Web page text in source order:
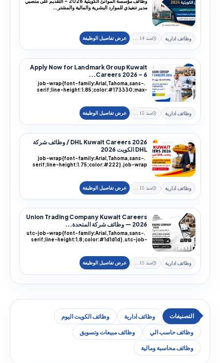
وظائف مؤسسة الموانئ الكويتية 2026 – التقديم على منصبي
مدير تنفيذي للموارد البشرية والمالية والمشتر...
وظائف ادارية
Apply Now for Landmark Group Kuwait
Careers 2026 – 6...
.job-wrap{font-family:Arial,Tahoma,sans-
serif;line-height:1.85;color:#173330;max-
وظائف ادارية
DHL Kuwait Careers 2026 / وظائف شركة
DHL الكويت 2026
.job-wrap{font-family:Arial,Tahoma,sans-
serif;line-height:1.75;color:#222} .job-wrap
وظائف ادارية
Union Trading Company Kuwait Careers
2026 — وظائف شركة المتحدة...
.utc-job-wrap{font-family:Arial,Tahoma,sans-
serif;line-height:1.8;color:#1d1d1d} .utc-job-
وظائف ادارية
وظائف ادارية وظائف الكويت اليوم
وظائف حاسب الي وظائف مبيعات وتسويق
وظائف محاسبة ومالية